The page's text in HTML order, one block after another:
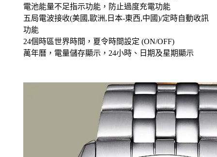
電池能量不足指示功能，防止過度充電功能
五局電波接收(美國,歐洲,日本-東西,中國)/定時自動收訊
功能
24個時區世界時間，夏令時間設定 (ON/OFF)
萬年曆，電量儲存顯示，24小時、日期及星期顯示